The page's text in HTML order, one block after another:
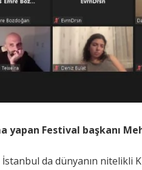
yapan Festival başkanı
İstanbul da dünyanın nitelikli